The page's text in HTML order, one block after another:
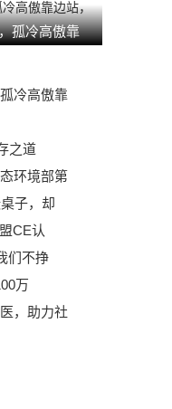
孤冷高傲靠
冷高傲靠
之道
环境部第
子，却
CE认
们不挣
万
，助力社